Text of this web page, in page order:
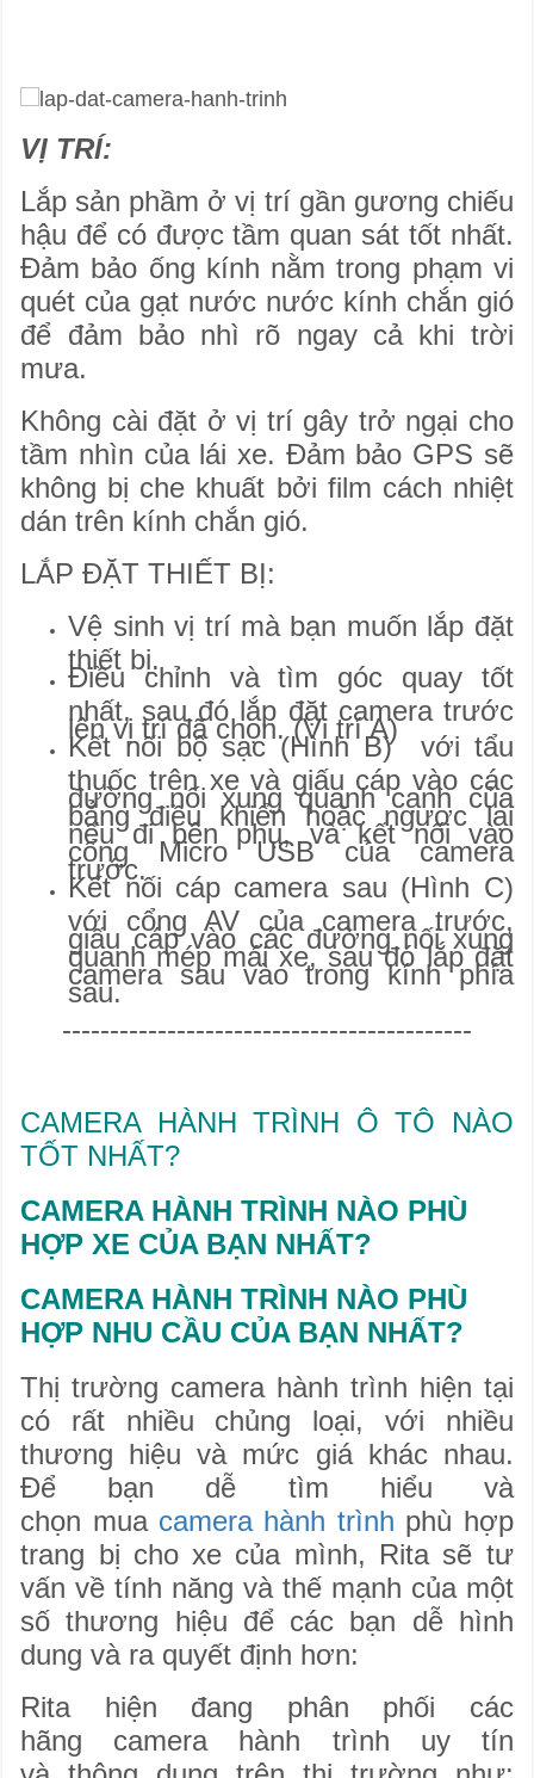
VỊ TRÍ:
Lắp sản phầm ở vị trí gần gương chiếu
hậu để có được tầm quan sát tốt nhất.
Đảm bảo ống kính nằm trong phạm vi
quét của gạt nước nước kính chắn gió
để đảm bảo nhì rõ ngay cả khi trời
mưa.
Không cài đặt ở vị trí gây trở ngại cho
tầm nhìn của lái xe. Đảm bảo GPS sẽ
không bị che khuất bởi film cách nhiệt
dán trên kính chắn gió.
LẮP ĐẶT THIẾT BỊ:
Vệ sinh vị trí mà bạn muốn lắp đặt
thiết bị.
Điều chỉnh và tìm góc quay tốt
nhất, sau đó lắp đặt camera trước
lên vị trí đã chọn. (Vị trí A)
Kết nối bộ sạc (Hình B) với tẩu
thuốc trên xe và giấu cáp vào các
đường nối xung quanh cạnh của
bẳng điều khiển hoặc ngược lại
nếu đi bên phụ, và kết nối vào
cổng Micro USB của camera
trước.
Kết nối cáp camera sau (Hình C)
với cổng AV của camera trước,
giấu cáp vào các đường nối xung
quanh mép mái xe, sau đó lắp đặt
camera sau vào trong kính phía
sau.
-------------------------------------------
CAMERA HÀNH TRÌNH Ô TÔ NÀO
TỐT NHẤT?
CAMERA HÀNH TRÌNH NÀO PHÙ
HỢP XE CỦA BẠN NHẤT?
CAMERA HÀNH TRÌNH NÀO PHÙ
HỢP NHU CẦU CỦA BẠN NHẤT?
Thị trường camera hành trình hiện tại
có rất nhiều chủng loại, với nhiều
thương hiệu và mức giá khác nhau.
Để bạn dễ tìm hiểu và
chọn mua camera hành trình phù hợp
trang bị cho xe của mình, Rita sẽ tư
vấn về tính năng và thế mạnh của một
số thương hiệu để các bạn dễ hình
dung và ra quyết định hơn:
Rita hiện đang phân phối các
hãng camera hành trình uy tín